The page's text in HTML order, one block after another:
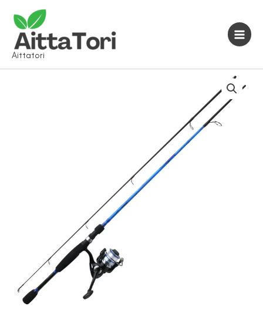
sisältöön
Aittatori